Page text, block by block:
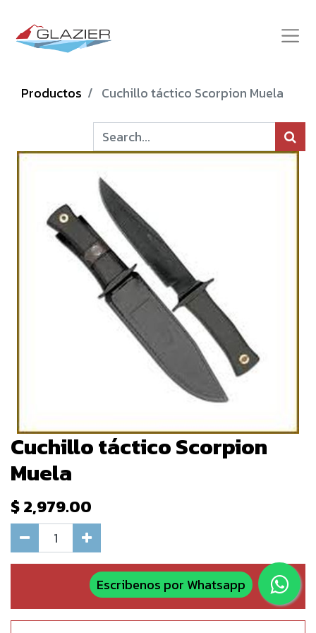
Productos Cuchillo táctico Scorpion Muela
Cuchillo táctico Scorpion
Muela
$2,979.00
Agregar al carrito
Escribenos por Whatsapp